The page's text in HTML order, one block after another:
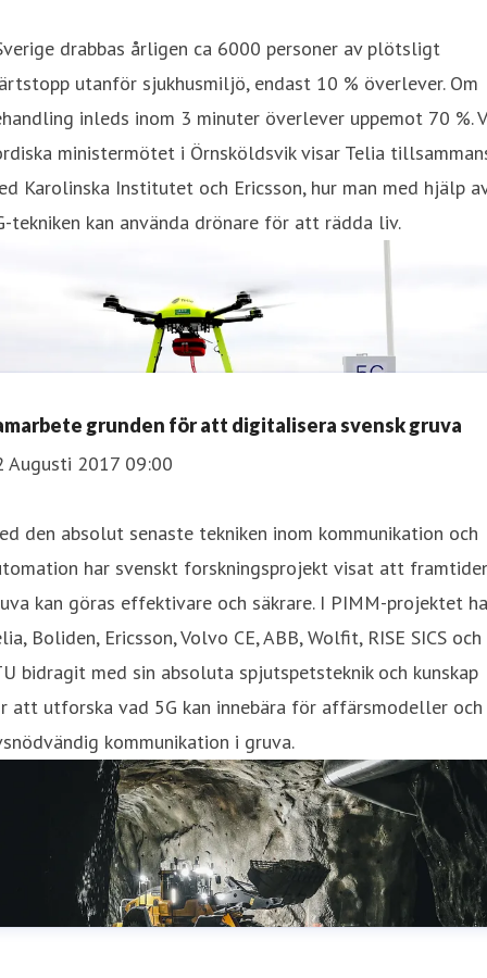
drabbas årligen ca 6000 personer av plötsligt
utanför sjukhusmiljö, endast 10 % överlever. Om
inleds inom 3 minuter överlever uppemot 70 %.
ministermötet i Örnsköldsvik visar Telia
Karolinska Institutet och Ericsson, hur man med hjälp
tekniken kan använda drönare för att rädda liv.
grunden för att digitalisera svensk gruva
Augusti 2017 09:00
den absolut senaste tekniken inom kommunikation och
har svenskt forskningsprojekt visat att
kan göras effektivare och säkrare. I PIMM-projektet
Boliden, Ericsson, Volvo CE, ABB, Wolfit, RISE SICS och
bidragit med sin absoluta spjutspetsteknik och kunskap
att utforska vad 5G kan innebära för affärsmodeller och
kommunikation i gruva.